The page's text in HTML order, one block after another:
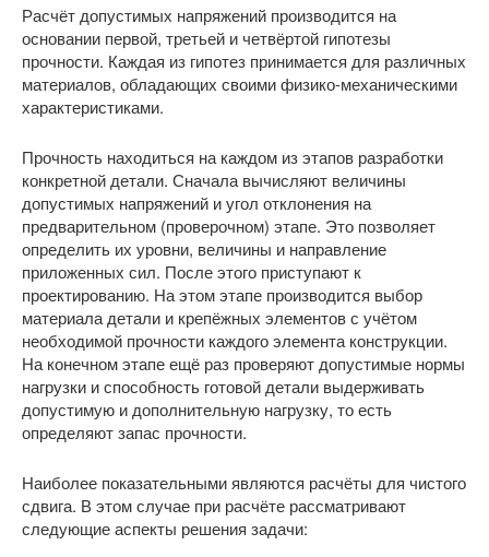
Расчёт допустимых напряжений производится на
основании первой, третьей и четвёртой гипотезы
прочности. Каждая из гипотез принимается для различных
материалов, обладающих своими физико-механическими
характеристиками.
Прочность находиться на каждом из этапов разработки
конкретной детали. Сначала вычисляют величины
допустимых напряжений и угол отклонения на
предварительном (проверочном) этапе. Это позволяет
определить их уровни, величины и направление
приложенных сил. После этого приступают к
проектированию. На этом этапе производится выбор
материала детали и крепёжных элементов с учётом
необходимой прочности каждого элемента конструкции.
На конечном этапе ещё раз проверяют допустимые нормы
нагрузки и способность готовой детали выдерживать
допустимую и дополнительную нагрузку, то есть
определяют запас прочности.
Наиболее показательными являются расчёты для чистого
сдвига. В этом случае при расчёте рассматривают
следующие аспекты решения задачи: